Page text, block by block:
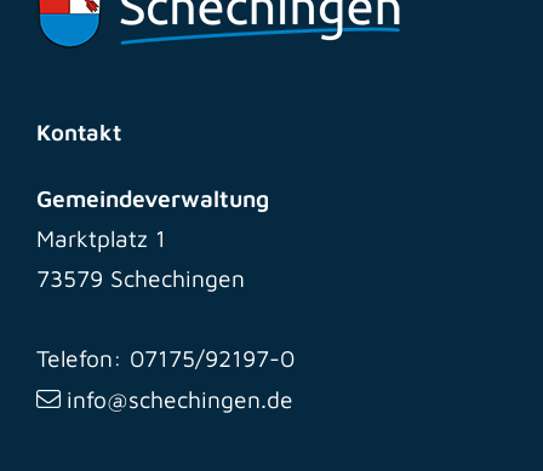
Kontakt
Gemeindeverwaltung
Marktplatz 1
73579 Schechingen
Telefon: 07175/92197-0
info@schechingen.de